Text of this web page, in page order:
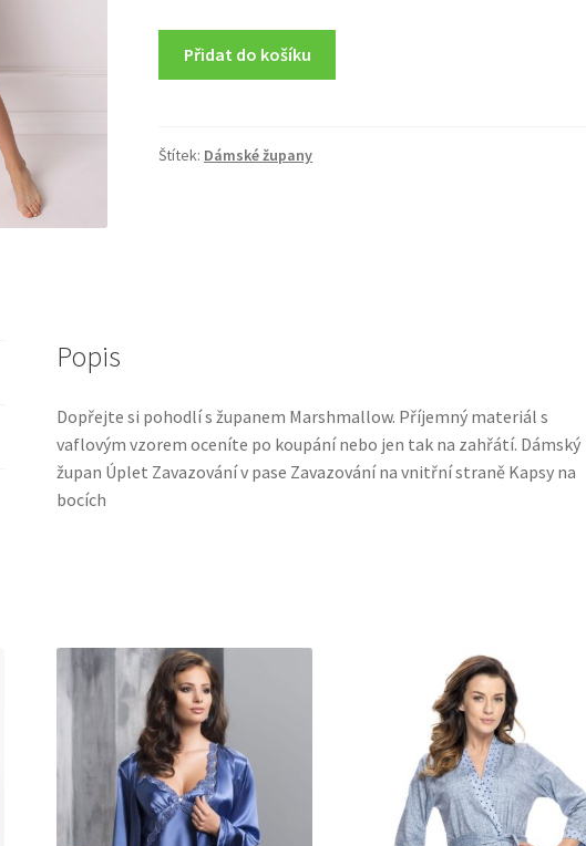
959 Kč.671 Kč.
Přidat do košíku
Štítek: Dámské župany
Popis
Dopřejte si pohodlí s županem Marshmallow. Příjemný materiál s
vaflovým vzorem oceníte po koupání nebo jen tak na zahřátí. Dámský
župan Úplet Zavazování v pase Zavazování na vnitřní straně Kapsy na
bocích